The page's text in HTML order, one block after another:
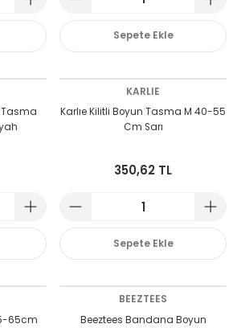
Sepete Ekle
Tasma
KARLIE
Karlıe Kilitli Boyun Tasma M 40-55
Cm Sarı
350,62 TL
Sepete Ekle
65cm
BEEZTEES
Beeztees Bandana Boyun